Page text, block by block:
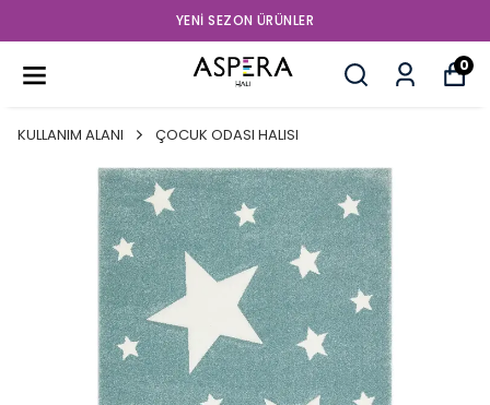
YENI SEZON ÜRÜNLER
0
KULLANIM ALANI ÇOCUK ODASI HALISI